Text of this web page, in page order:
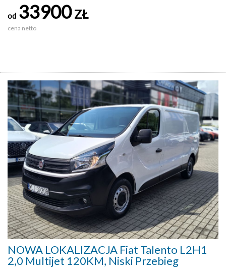
od 33900ZŁ
cena netto
NOWA LOKALIZACJA Fiat Talento L2H1
2,0 Multijet 120KM, Niski Przebieg